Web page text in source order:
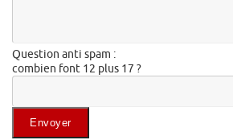
Question anti spam :
combien font 12 plus 17 ?